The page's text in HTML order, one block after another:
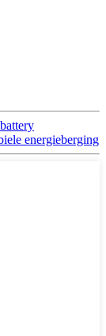
energieberging